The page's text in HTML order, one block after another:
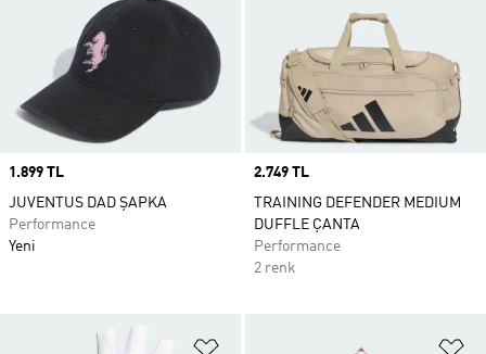
Price
1.899 TL
JUVENTUS DAD ŞAPKA
Performance
Yeni
Price
2.749 TL
TRAINING DEFENDER MEDIUM
DUFFLE ÇANTA
Performance
2 renk